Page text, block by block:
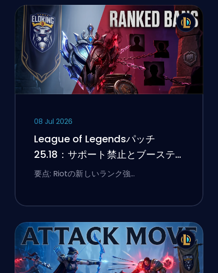
08 Jul 2026
League of Legendsパッチ
25.18：サポート禁止とブーステ
ィングのフラグ
要点: Riotの新しいランク強…